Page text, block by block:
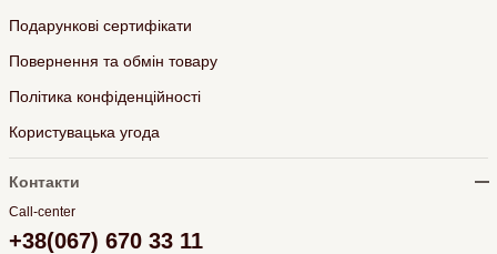
Подарункові сертифікати
Повернення та обмін товару
Політика конфіденційності
Користувацька угода
Контакти
Call-center
+38(067) 670 33 11